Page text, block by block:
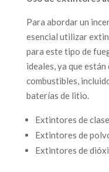
Para abordar un
esencial utilizar
para este tipo de
ideales, ya que
combustibles,
baterías de litio.
Extintores de
Extintores de
Extintores de